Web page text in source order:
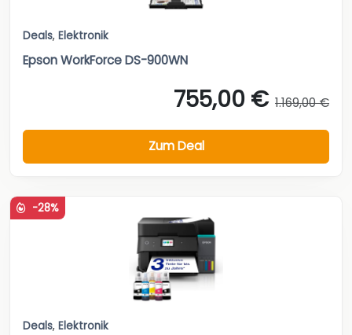
Deals, Elektronik
Epson WorkForce DS-900WN
755,00 € 1.169,00 €
Zum Deal
-28%
Deals, Elektronik